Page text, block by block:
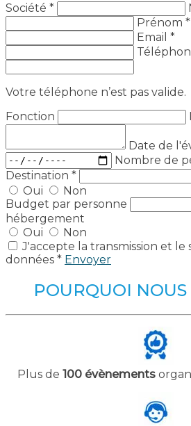
Société *
Prénom *
Email *
Votre téléphone n’est pas valide.
Fonction
Date de
Nombre de
Destination *
Oui
Non
Budget par personne
hébergement
Oui
Non
J'accepte la transmission et le
données * Envoyer
POURQUOI NOUS
Plus de 100 évènements